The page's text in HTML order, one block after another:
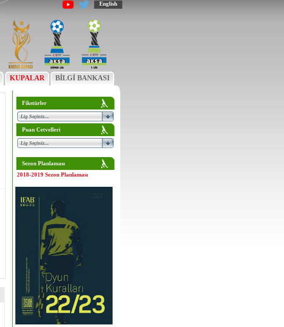
English
KUPALAR BİLGİ BANKASI
Fikstürler
Puan Cetvelleri
Sezon Planlaması
2018-2019 Sezon Planlaması